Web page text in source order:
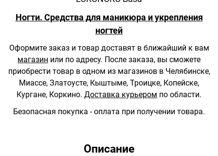
Ногти. Средства для маникюра и укрепления
ногтей
Оформите заказ и товар доставят в ближайший к вам
магазин или по адресу. После заказа, вы сможете
приобрести товар в одном из магазинов в Челябинске,
Миассе, Златоусте, Кыштыме, Троицке, Копейске,
Кургане, Коркино. Доставка курьером по области.
Безопасная покупка - оплата при получении товара.
Описание